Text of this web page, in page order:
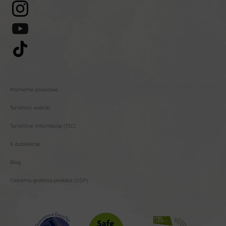
Prometne povezave
Turistični vodniki
Turistične informacije (TIC)
E-publikacije
Blog
Celostna grafična podoba (CGP)